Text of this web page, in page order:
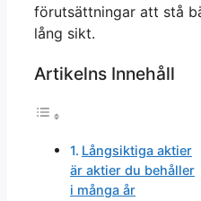
förutsättningar att stå
lång sikt.
Artikelns Innehåll
Långsiktiga aktier
är aktier du behåller
i många år